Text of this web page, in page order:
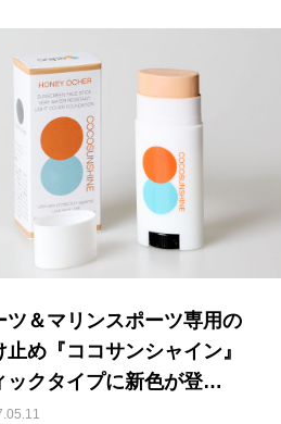
ツ＆マリンスポーツ専用の
止め『ココサンシャイン』
ックタイプに新色が登